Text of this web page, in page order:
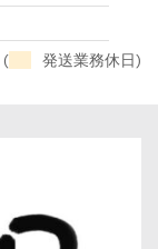
( 発送業務休日)